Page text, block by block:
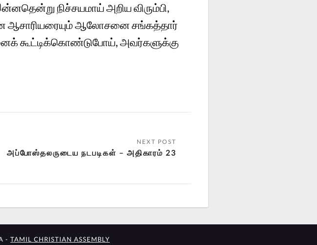
நிச்சயமாய் அறிய விரும்பி,
ஆசாரியரையும் ஆலோசனை சங்கத்தார்
கூட்டிக்கொண்டுபோய், அவர்களுக்கு
அப்போஸ்தலருடைய நடபடிகள் – அதிகாரம் 23
- TAMIL CHRISTIAN ASSEMBLY